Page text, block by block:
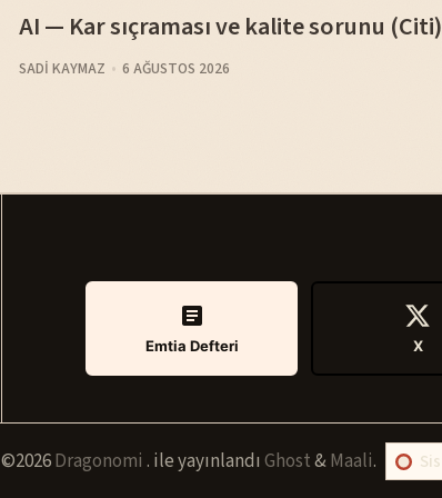
AI — Kar sıçraması ve kalite sorunu (Citi)
SADI KAYMAZ 6 AĞUSTOS 2026
Emtia Defteri X
©2026Dragonomi . ile yayınlandı Ghost&Maali.